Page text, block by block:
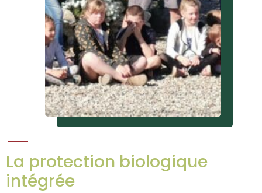
La protection biologique
intégrée